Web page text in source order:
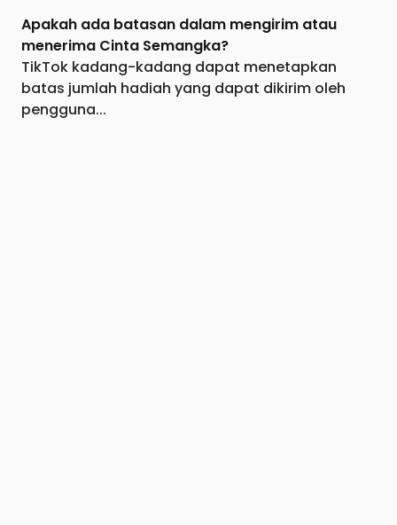
Apakah ada batasan dalam mengirim atau
menerima Cinta Semangka?
TikTok kadang-kadang dapat menetapkan
batas jumlah hadiah yang dapat dikirim oleh
pengguna...